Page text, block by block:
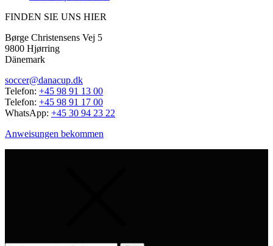
FINDEN SIE UNS HIER
Børge Christensens Vej 5
9800 Hjørring
Dänemark
soccer@danacup.dk
Telefon: +45 98 91 13 00
Telefon: +45 98 91 17 00
WhatsApp: +45 30 94 23 22
Anweisungen bekommen